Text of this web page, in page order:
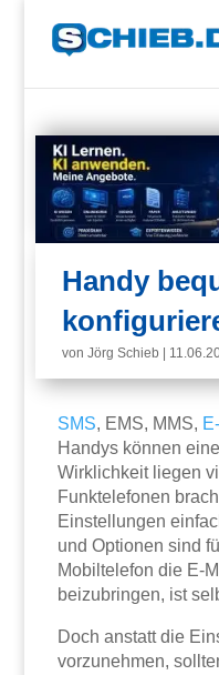
Handy
vonJörg Schieb
SMS, EMS, MMS,
Handys können
Wirklichkeit liegen
Funktelefonen
Einstellungen
und Optionen sind
Mobiltelefon die E-
beizubringen, ist
Doch anstatt die
vorzunehmen,